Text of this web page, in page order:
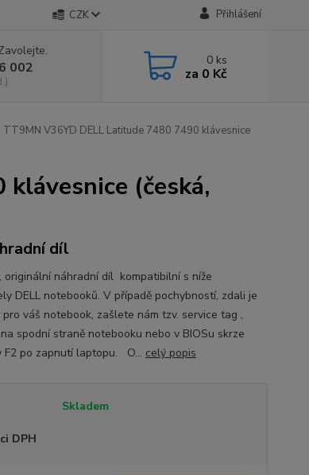
CZK Přihlášení
002 0 ks
za 0 Kč
TT9MN V36YD DELL Latitude 7480 7490 klávesnice
(česká,
díl
originální náhradní díl kompatibilní s níže
DELL notebooků. V případě pochybností, zdali je
váš notebook, zašlete nám tzv. service tag ,
spodní straně notebooku nebo v BIOSu skrze
F2 po zapnutí laptopu. O... celý popis
Skladem
DPH